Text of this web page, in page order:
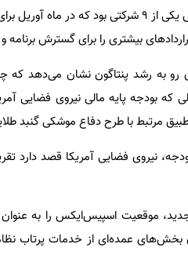
بیشتری را برای گسترش
رو به رشد پنتاگون نشان می‌دهد که
مرتبط با طرح دفاع موشکی گنبد
جدید، موقعیت اسپیس‌ایکس را به
عمده‌ای از خدمات پرتاب نظامی